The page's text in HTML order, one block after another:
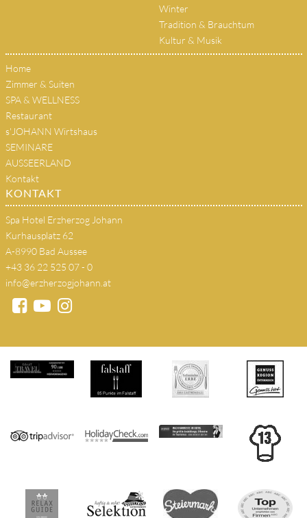
Winter
Tradition & Brauchtum
Kultur & Musik
Home
Zimmer & Suiten
SPA & WELLNESS
Restaurant
s'JOHANN Wirtshaus
SEMINARE
AUSSEERLAND
Kontakt
KONTAKT
Spa Hotel Erzherzog Johann
Kurhausplatz 62
A-8990 Bad Aussee
+43 36 22 525 07 - 0
info@erzherzogjohann.at